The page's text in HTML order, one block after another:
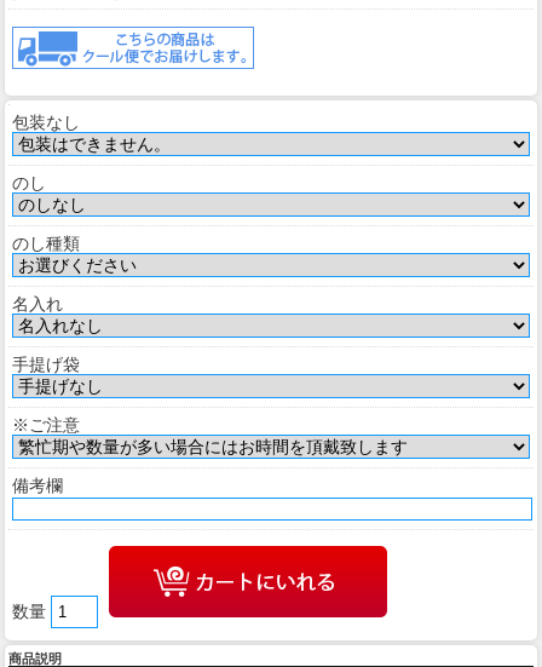
包装なし
のし
のし種類
名入れ
手提げ袋
※ご注意
備考欄
数量
商品説明